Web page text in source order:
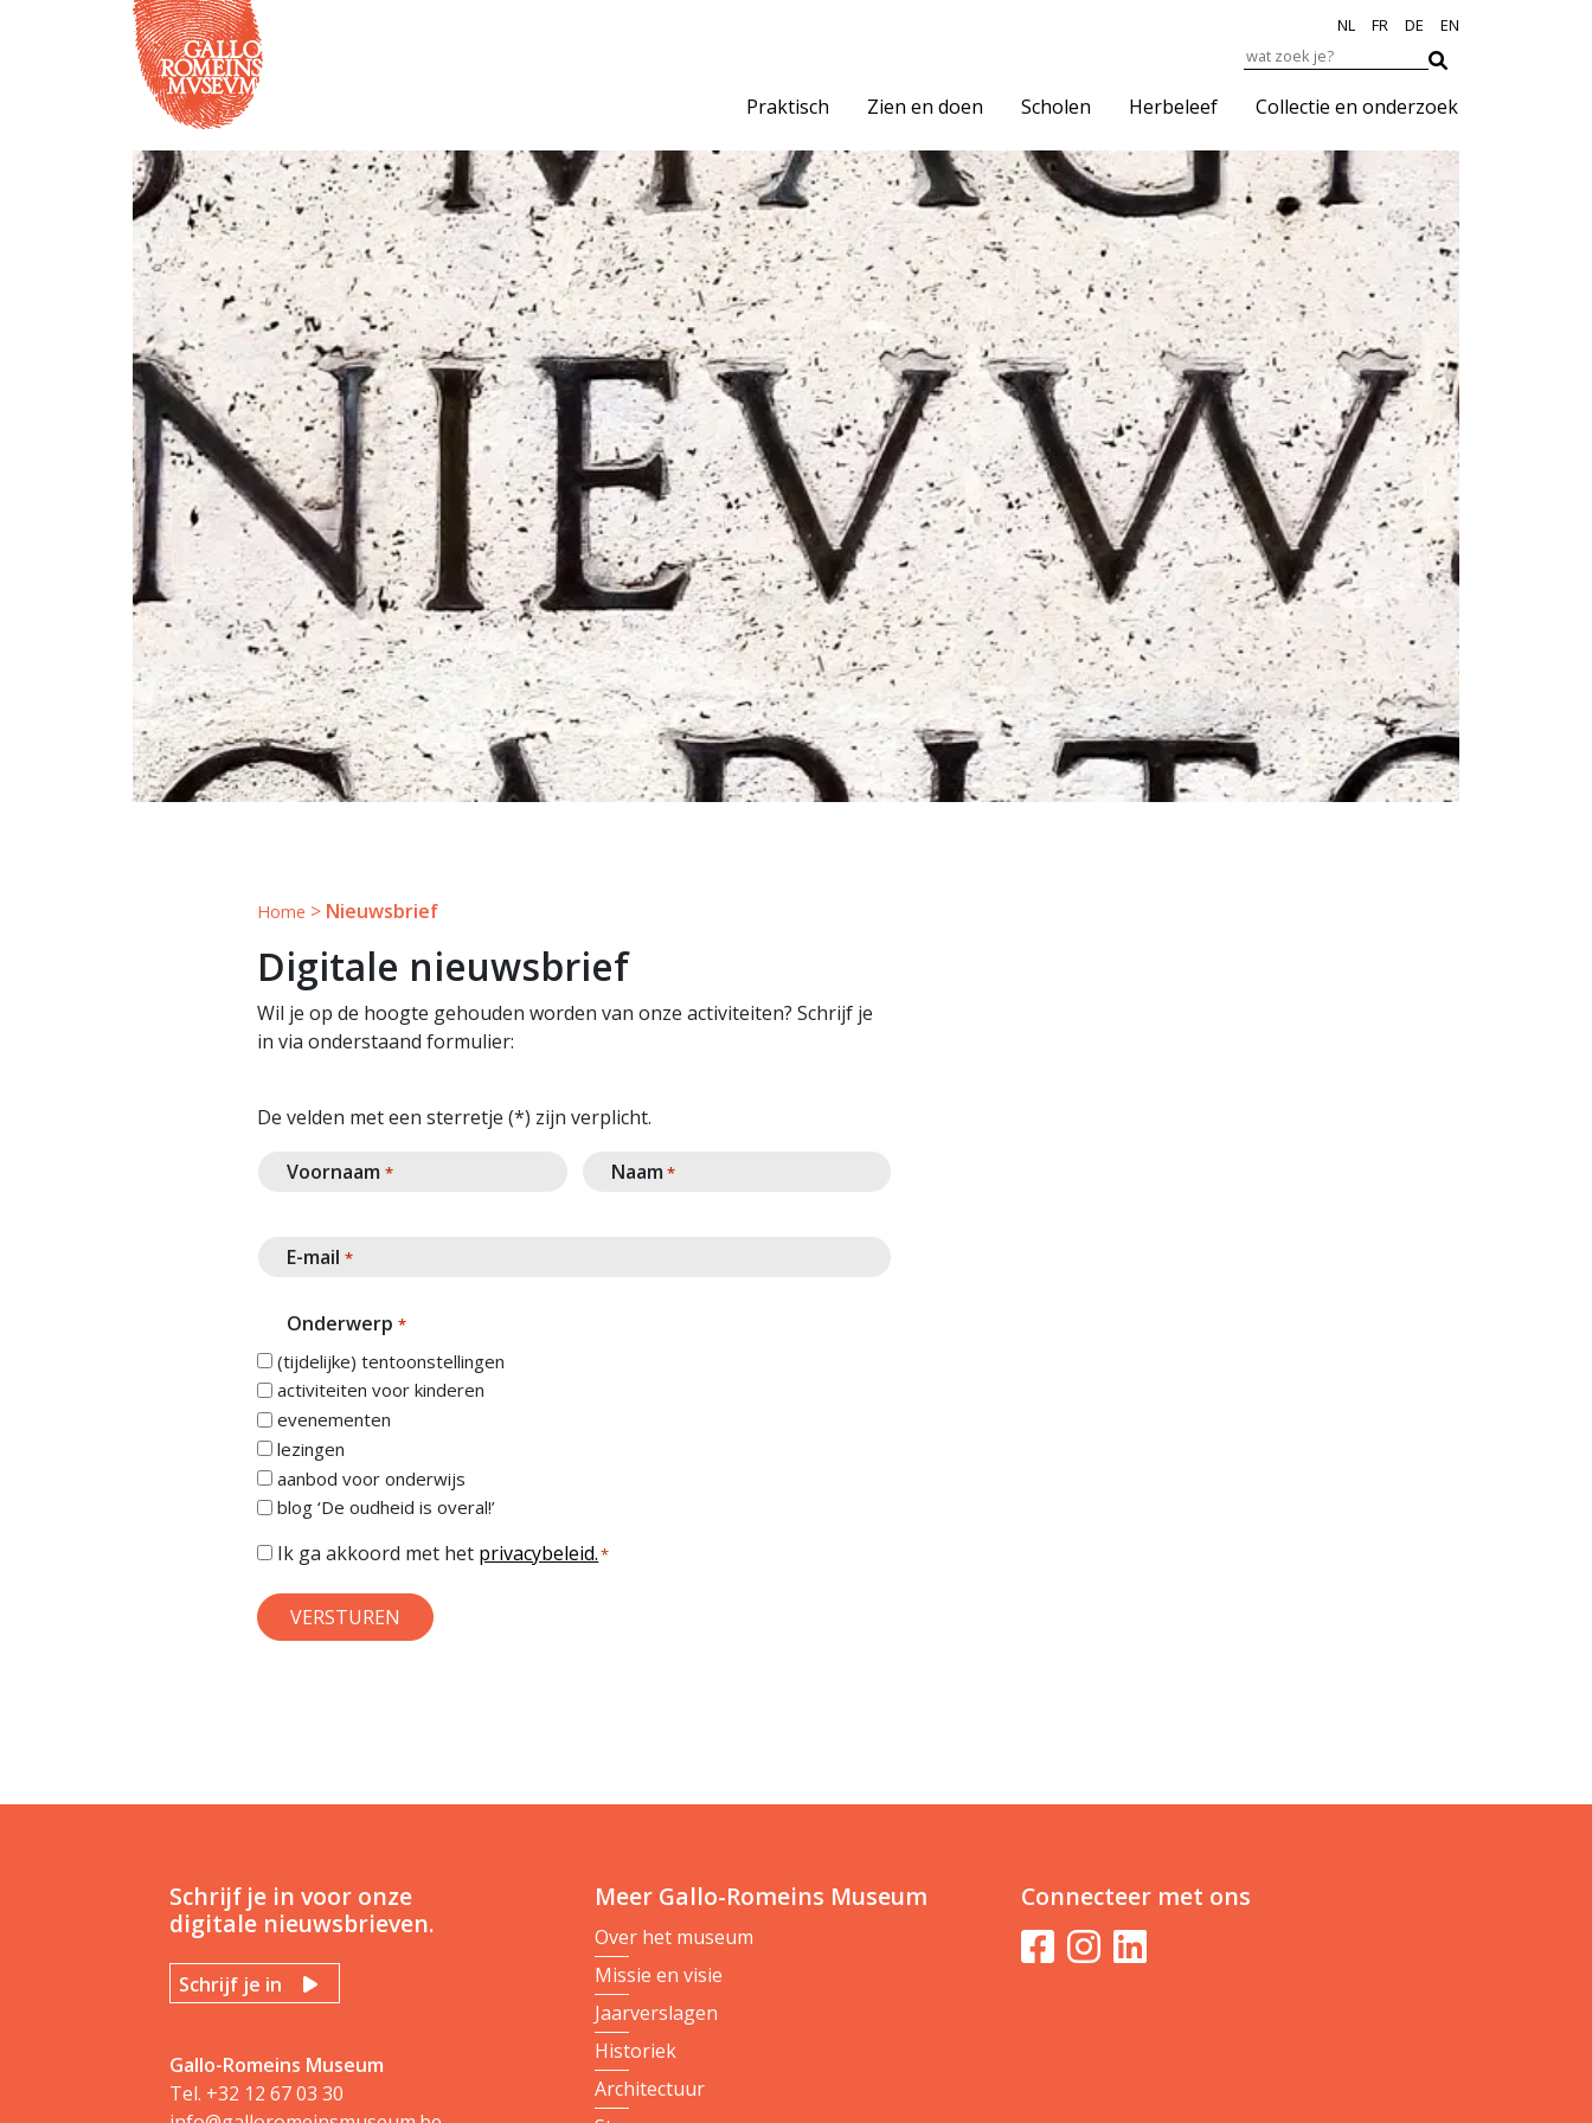
Praktisch Zien en doen Scholen Herbeleef Collectie en onderzoek
NL FR DE EN
Home > Nieuwsbrief
Digitale nieuwsbrief
Wil je op de hoogte gehouden worden van onze activiteiten? Schrijf je
in via onderstaand formulier:
De velden met een sterretje (*) zijn verplicht.
Voornaam * Naam *
E-mail *
Onderwerp *
(tijdelijke) tentoonstellingen
activiteiten voor kinderen
evenementen
lezingen
aanbod voor onderwijs
blog ‘De oudheid is overal!’
Instemming
*
Ik ga akkoord met het privacybeleid.*
Schrijf je in voor onze
digitale nieuwsbrieven.
Schrijf je in
Gallo-Romeins Museum
Tel. +32 12 67 03 30
Meer Gallo-Romeins Museum
Over het museum
Missie en visie
Jaarverslagen
Historiek
Architectuur
Connecteer met ons